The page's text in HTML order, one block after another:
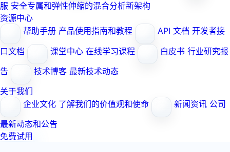
服 安全专属和弹性伸缩的混合分析新架构
资源中心
帮助手册 产品使用指南和教程 API 文档 开发者接
口文档
课堂中心 在线学习课程 白皮书 行业研究报
告
技术博客 最新技术动态
关于我们
企业文化 了解我们的价值观和使命 新闻资讯 公司
最新动态和公告
免费试用